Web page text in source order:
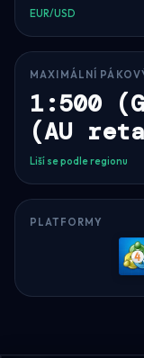
EUR/USD
MAXIMÁLNÍ
1:500
(AU
Liší se podle regionu
PLATFORMY